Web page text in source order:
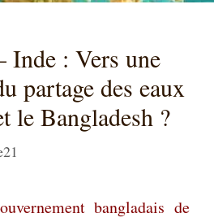
Inde : Vers une
partage des eaux
le Bangladesh ?
bangladais de